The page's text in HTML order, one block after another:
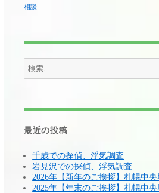
稿
相談
検
索:
最近の投稿
千歳での探偵、浮気調査
岩見沢での探偵、浮気調査
2026年【新年のご挨拶】札幌中央
2025年【年末のご挨拶】札幌中央